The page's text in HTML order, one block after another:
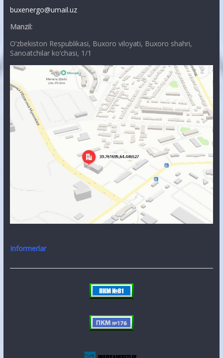
buxenergo@umail.uz
Manzil:
O’zbekiston Respublikasi, Buxoro viloyati, Buxoro shahri,
Sanoatchilar ko’chasi, 1/1
Informerlar